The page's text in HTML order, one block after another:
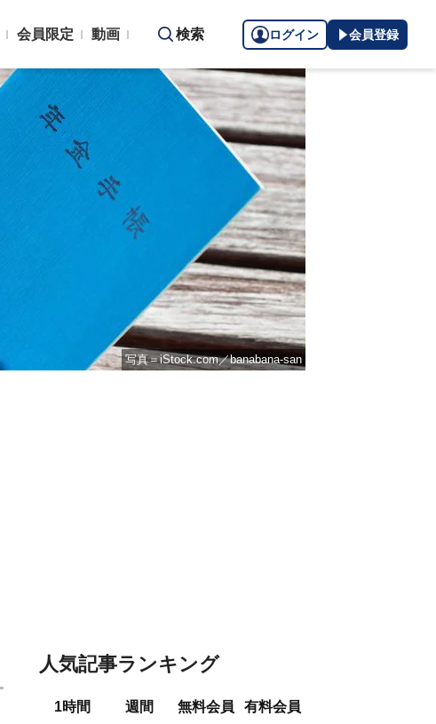
会員限定 動画 検索 ログイン 会員登録
写真＝iStock.com／banabana-san
人気記事ランキング
1時間 週間 無料会員 有料会員